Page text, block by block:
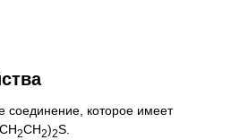
соединение, которое имеет
2CH2)2S.